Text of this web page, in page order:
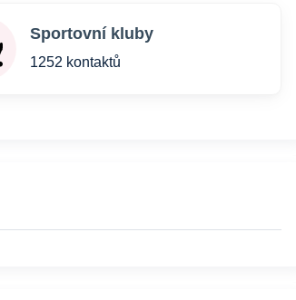
Sportovní kluby
1252 kontaktů